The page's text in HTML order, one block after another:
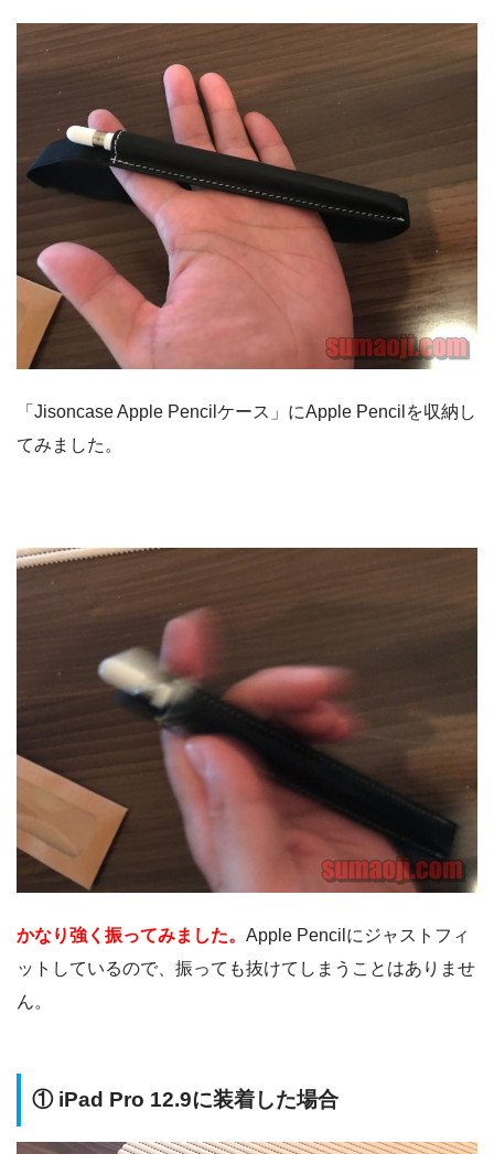
「Jisoncase Apple Pencilケース」にApple Pencilを収納し
てみました。
かなり強く振ってみました。 Apple Pencilにジャストフィ
ットしているので、振っても抜けてしまうことはありませ
ん。
① iPad Pro 12.9に装着した場合